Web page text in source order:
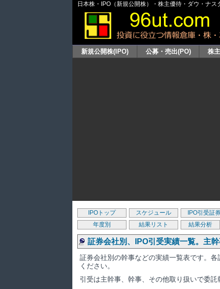
日本株・IPO（新規公開株）・株主優待・ダウ・ナ
新規公開株(IPO) 公募・売出(PO) 株
IPOトップ スケジュール IPO引受証
年度別
結果リスト 結果分析
証券会社別、IPO引受実績一覧。主
証券会社別の幹事などの実績一覧表です。
ください。
引受は主幹事、幹事、その他取り扱いで委託